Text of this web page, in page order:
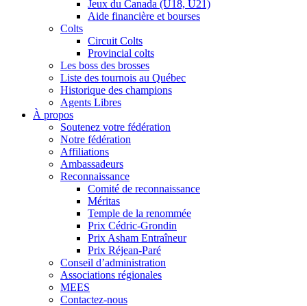
Jeux du Canada (U18, U21)
Aide financière et bourses
Colts
Circuit Colts
Provincial colts
Les boss des brosses
Liste des tournois au Québec
Historique des champions
Agents Libres
À propos
Soutenez votre fédération
Notre fédération
Affiliations
Ambassadeurs
Reconnaissance
Comité de reconnaissance
Méritas
Temple de la renommée
Prix Cédric-Grondin
Prix Asham Entraîneur
Prix Réjean-Paré
Conseil d’administration
Associations régionales
MEES
Contactez-nous